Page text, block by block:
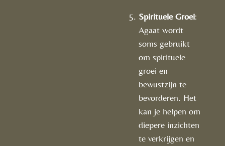
Spirituele Groei:
Agaat wordt
soms gebruikt
om spirituele
groei en
bewustzijn te
bevorderen. Het
kan je helpen om
diepere inzichten
te verkrijgen en